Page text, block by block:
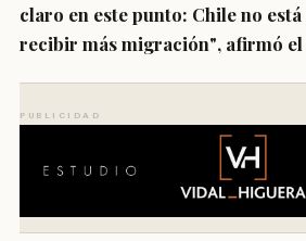
claro en este punto: Chile no
recibir más migración", afirmó
PUBLICIDAD